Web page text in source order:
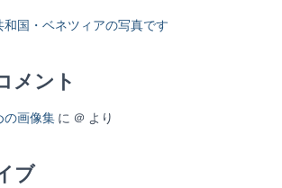
和国・ベネツィアの写真です
メント
の画像集 に ＠ より
ブ